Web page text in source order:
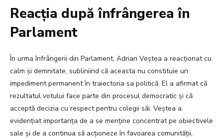
Reacția după înfrângerea în
Parlament
În urma înfrângerii din Parlament, Adrian Veștea a reacționat cu
calm și demnitate, subliniind că aceasta nu constituie un
impediment permanent în traiectoria sa politică. El a afirmat că
rezultatul votului face parte din procesul democratic și că
acceptă decizia cu respect pentru colegii săi. Veștea a
evidențiat importanța de a se menține concentrat pe obiectivele
sale și de a continua să acționeze în favoarea comunității,